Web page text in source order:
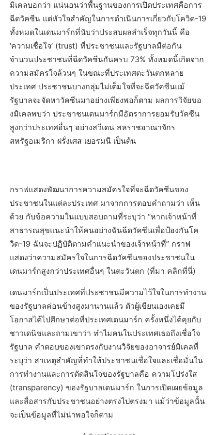
มิเคลบอกว่า แน่นอนว่าพื้นฐานของการเปิดประเทศคือการ
ฉีดวัคซีน แต่หัวใจสำคัญในการดำเนินการเกี่ยวกับโควิด-19
ทั้งหมดในเดนมาร์กที่นับว่าประสบผลสำเร็จทุกวันนี้ คือ
‘ความเชื่อใจ’ (trust) ที่ประชาชนและรัฐบาลมีต่อกัน
จำนวนประชาชนที่ฉีดวัคซีนกันครบ 73% ทั้งหมดนี้เกิดจาก
ความสมัครใจล้วนๆ ในขณะที่ประเทศตะวันตกหลาย
ประเทศ ประชาชนบางกลุ่มไม่เต็มใจที่จะฉีดวัคซีนแม้
รัฐบาลจะจัดหาวัคซีนมาอย่างเพียงพอก็ตาม ผลการวิจัยขอ
งมิเคลพบว่า ประชาชนเดนมาร์กมีอัตราการยอมรับวัคซีน
สูงกว่าประเทศอื่นๆ อย่างสวีเดน สหราชอาณาจักร
สหรัฐอเมริกา ฝรั่งเศส เยอรมนี เป็นต้น
กราฟแสดงพัฒนาการความสมัครใจที่จะฉีดวัคซีนของ
ประชาชนในแต่ละประเทศ มาจากการตอบคำถามว่า เห็น
ด้วย กับข้อความในแบบสอบถามที่ระบุว่า “หากเจ้าหน้าที่
สาธารณสุขแนะนำให้คนอย่างฉันฉีดวัคซีนเพื่อป้องกันโค
วิด-19 ฉันจะปฏิบัติตามคำแนะนำของเจ้าหน้าที่” กราฟ
แสดงว่าความสมัครใจในการฉีดวัคซีนของประชาชนใน
เดนมาร์กสูงกว่าประเทศอื่นๆ ในตะวันตก (ที่มา คลิกที่นี่)
เดนมาร์กเป็นประเทศที่ประชาชนมีความไว้ใจในการทำงาน
ของรัฐบาลค่อนข้างสูงมานานแล้ว ตัวผู้เขียนเองเคยมี
โอกาสได้ไปศึกษาต่อที่ประเทศเดนมาร์ก ครั้งหนึ่งได้คุยกับ
ชาวเดนิชและถามเขาว่า ทำไมคนในประเทศเธอถึงเชื่อใจ
รัฐบาล คำตอบของเขาตรงกับงานวิจัยของอาจารย์มิเคลที่
ระบุว่า สาเหตุสำคัญที่ทำให้ประชาชนเชื่อใจและเชื่อมั่นใน
การทำงานและการตัดสินใจของรัฐบาลคือ ความโปร่งใส
(transparency) ของรัฐบาลเดนมาร์ก ในการเปิดเผยข้อมูล
และสื่อสารกับประชาชนอย่างตรงไปตรงมา แม้ว่าข้อมูลนั้น
จะเป็นข้อมูลที่ไม่น่าพอใจก็ตาม